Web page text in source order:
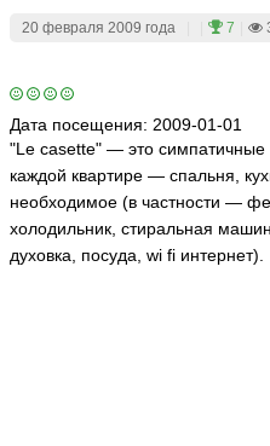
20 февраля 2009 года 7
Дата посещения: 2009-01-01
"Le casette" — это симпатичные
каждой квартире — спальня,
необходимое (в частности —
холодильник, стиральная
духовка, посуда, wi fi интернет).